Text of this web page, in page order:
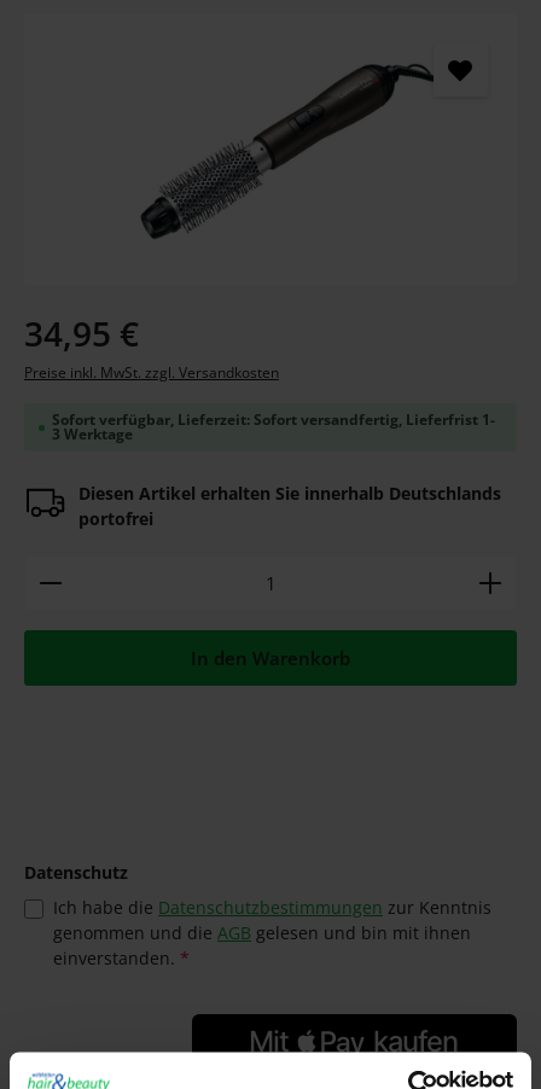
Regulärer Preis:
34,95 €
Preise inkl. MwSt. zzgl. Versandkosten
Sofort verfügbar, Lieferzeit: Sofort versandfertig, Lieferfrist 1-
3 Werktage
Diesen Artikel erhalten Sie innerhalb Deutschlands
portofrei
Produkt Anzahl: Gib den gewünschten Wert ein
In den Warenkorb
Datenschutz
Ich habe die Datenschutzbestimmungen zur Kenntnis
genommen und die AGB gelesen und bin mit ihnen
einverstanden. *